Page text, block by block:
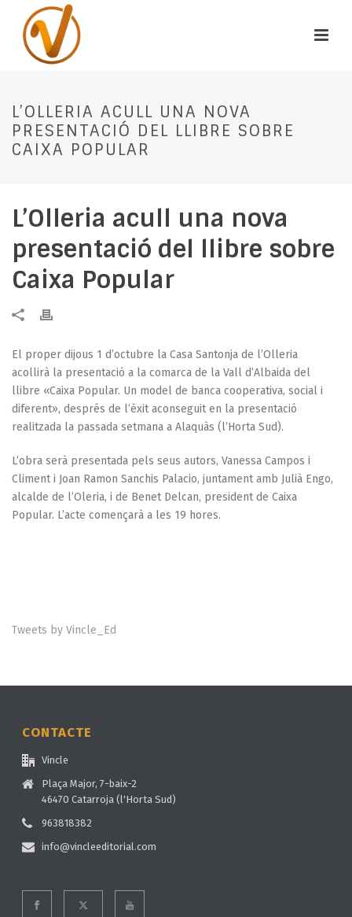
L’OLLERIA ACULL UNA NOVA
PRESENTACIÓ DEL LLIBRE SOBRE
CAIXA POPULAR
L’Olleria acull una nova
presentació del llibre sobre
Caixa Popular
El proper dijous 1 d’octubre la Casa Santonja de l’Olleria
acollirà la presentació a la comarca de la Vall d’Albaida del
llibre «Caixa Popular. Un model de banca cooperativa, social i
diferent», després de l’èxit aconseguit en la presentació
realitzada la passada setmana a Alaquàs (l’Horta Sud).
L’obra serà presentada pels seus autors, Vanessa Campos i
Climent i Joan Ramon Sanchis Palacio, juntament amb Julià Engo,
alcalde de l’Oleria, i de Benet Delcan, president de Caixa
Popular. L’acte començarà a les 19 hores.
Tweets by Vincle_Ed
CONTACTE
Vincle
Plaça Major, 7-baix-2
46470 Catarroja (l'Horta Sud)
963818382
info@vincleeditorial.com